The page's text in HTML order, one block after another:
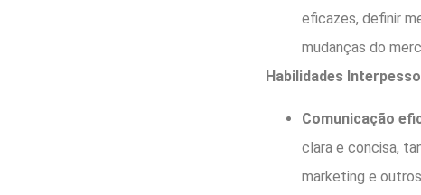
eficazes, definir
mudanças do
Habilidades
Comunicação
clara e concisa,
marketing e